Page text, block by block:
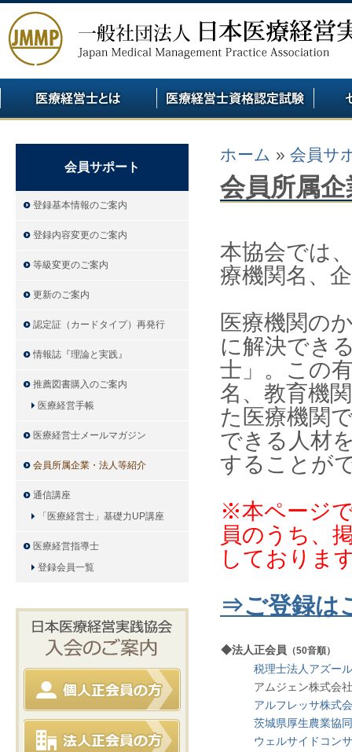
ホーム » 会員サ
会員所属
本協会では
療機関名、
医療機関の
に解決でき
士」。この
名、教育機
た医療機関
できる人材
することが
※本ページ
員のうち、
しておりま
⇒ご登録は
◆法人正会員 （50音順）
税理士法人アズール
アムジェン株式会社
アルフレッサ株式
茨城県厚生農業協
ウェルサイドコン
会員サポート
登録基本情報のご案内
登録内容変更のご案内
等級変更のご案内
更新のご案内
認定証（カードタイプ）再発行
情報誌『理論と実践』
推薦図書購入のご案内
医療経営手帳
医療経営士メールマガジン
会員所属企業・法人等紹介
通信講座
「医療経営士」基礎力UP講座
医療経営指導士
登録会員一覧